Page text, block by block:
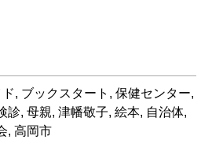
, ブックスタート , 保健センター,
診,母親,津幡敬子,絵本, 自治体,
,高岡市